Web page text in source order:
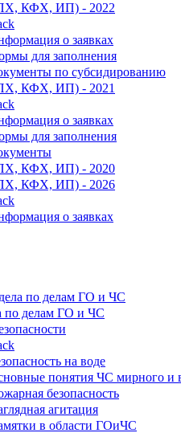
КФХ, ИП) - 2022
о заявках
для заполнения
по субсидированию
КФХ, ИП) - 2021
о заявках
для заполнения
КФХ, ИП) - 2020
КФХ, ИП) - 2026
о заявках
по делам ГО и ЧС
по делам ГО и ЧС
на воде
понятия ЧС мирного и
безопасность
агитация
в области ГОиЧС